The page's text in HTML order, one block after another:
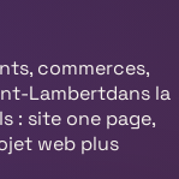
commerces,
Lambertdans la
: site one page,
web plus